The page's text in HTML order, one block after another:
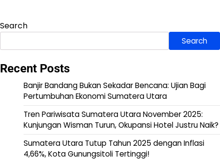
Search
Search
Recent Posts
Banjir Bandang Bukan Sekadar Bencana: Ujian Bagi
Pertumbuhan Ekonomi Sumatera Utara
Tren Pariwisata Sumatera Utara November 2025:
Kunjungan Wisman Turun, Okupansi Hotel Justru Naik?
Sumatera Utara Tutup Tahun 2025 dengan Inflasi
4,66%, Kota Gunungsitoli Tertinggi!